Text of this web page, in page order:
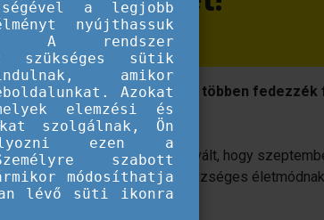
Sporthét célja, hogy minél többen
indult és azóta hagyománnyá vált, hogy
a testmozgásnak és az egészséges
a legjobb
nyújthassuk
A rendszer
szükséges sütik
amikor
Azokat
elemzési és
szolgálnak, Ön
ezen a
szabott
módosíthatja
lévő süti ikonra